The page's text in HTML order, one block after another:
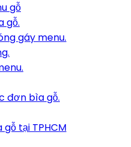
gỗ
gỗ.
gáy menu.
đơn bìa gỗ.
tại TPHCM